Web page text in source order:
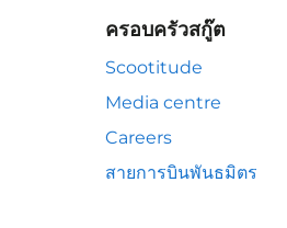
ครอบครัวสกู๊ต
Scootitude
Media centre
Careers
สายการบินพันธมิตร